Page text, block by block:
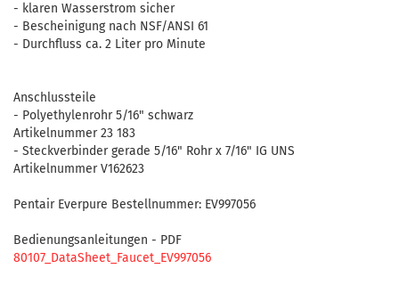
- klaren Wasserstrom sicher
- Bescheinigung nach NSF/ANSI 61
- Durchfluss ca. 2 Liter pro Minute
Anschlussteile
- Polyethylenrohr 5/16" schwarz
Artikelnummer 23 183
- Steckverbinder gerade 5/16" Rohr x 7/16" IG UNS
Artikelnummer V162623
Pentair Everpure Bestellnummer: EV997056
Bedienungsanleitungen - PDF
80107_DataSheet_Faucet_EV997056